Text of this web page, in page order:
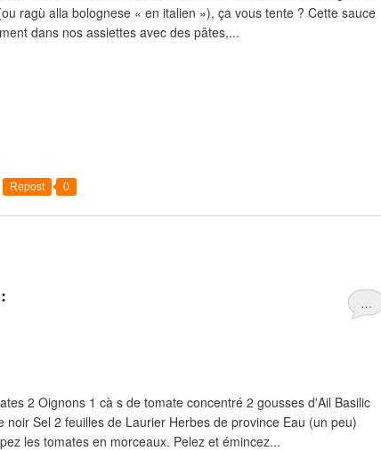
ragù alla bolognese « en italien »), ça vous tente ? Cette sauce
dans nos assiettes avec des pâtes,...
Repost 0
…
2 Oignons 1 cà s de tomate concentré 2 gousses d'Ail Basilic
noir Sel 2 feuilles de Laurier Herbes de province Eau (un peu)
les tomates en morceaux. Pelez et émincez...